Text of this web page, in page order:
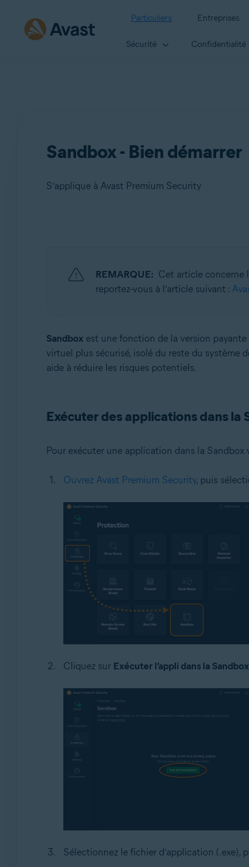
Particuliers Entreprises
Sécurité Confidentialité
Sandbox - Bien démarrer
S’applique à Avast Premium Security
Systèmes d'exploitation:
REMARQUE: Cet article concerne
reportez-vous à l’article suivant :
Sandboxest une fonction de la version payante
virtuel plus sécurisé, isolé du reste du système
aide à réduire les risques potentiels.
Exécuter des applications dans la
Pour exécuter une application dans la Sandbox
Ouvrez Avast Premium Security, puis
Cliquez sur Exécuter l’appli dans la Sandbox
Sélectionnez le fichier d’application (.exe),